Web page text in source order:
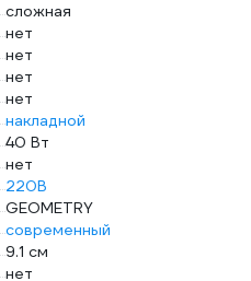
сложная
нет
нет
нет
нет
накладной
40 Вт
нет
220В
GEOMETRY
современный
9.1 см
нет